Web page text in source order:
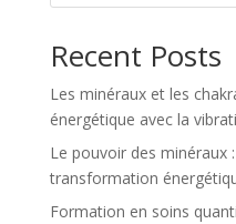
Recent Posts
Les minéraux et les
énergétique avec la
Le pouvoir des minéraux
transformation
Formation en soins